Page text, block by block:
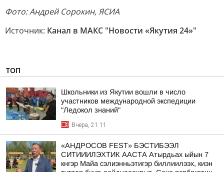
Фото: Андрей Сорокин, ЯСИА
Источник: Канал в МАКС "Новости «Якутия 24»"
ТОП
Школьники из Якутии вошли в число
участников международной экспедиции
"Ледокол знаний"
Вчера, 21:11
«АНДРОСОВ FEST» БЭСТИБЭЭЛ
СИТИИИЛЭХТИК ААСТА Атырдьах ыйын 7
кнгэр Майа сэлиэнньэтигэр биллиилээх, киэн